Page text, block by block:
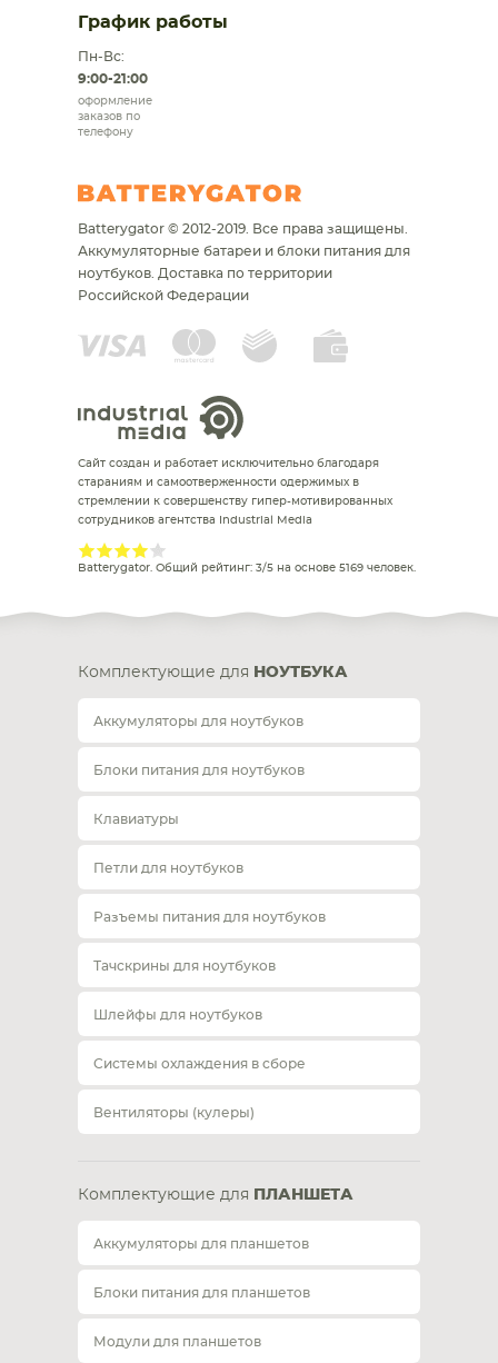
График работы
Пн-Вс:
9:00-21:00
оформление
заказов по
телефону
Batterygator © 2012-2019. Все права защищены.
Аккумуляторные батареи и блоки питания для
ноутбуков. Доставка по территории
Российской Федерации
Сайт создан и работает исключительно благодаря
стараниям и самоотверженности одержимых в
стремлении к совершенству гипер-мотивированных
сотрудников агентства Industrial Media
Batterygator. Общий рейтинг: 3/5 на основе 5169 человек.
Комплектующие для НОУТБУКА
Аккумуляторы для ноутбуков
Блоки питания для ноутбуков
Клавиатуры
Петли для ноутбуков
Разъемы питания для ноутбуков
Тачскрины для ноутбуков
Шлейфы для ноутбуков
Системы охлаждения в сборе
Вентиляторы (кулеры)
Комплектующие для ПЛАНШЕТА
Аккумуляторы для планшетов
Блоки питания для планшетов
Модули для планшетов